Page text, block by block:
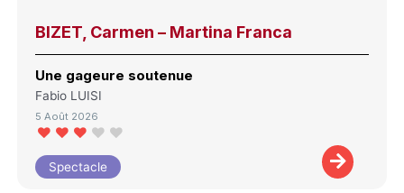
BIZET, Carmen – Martina Franca
Une gageure soutenue
Fabio LUISI
5 Août 2026
Spectacle